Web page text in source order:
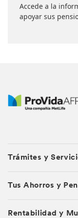
Accede a la
apoyar sus
Trámites y
Tus Ahorros y
Rentabilidad y